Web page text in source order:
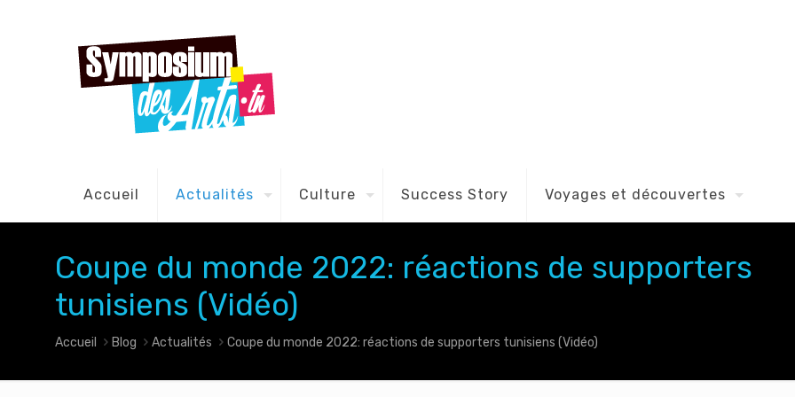
Accueil Actualités Culture Success Story Voyages et découvertes
Coupe du monde 2022: réactions de supporters
tunisiens (Vidéo)
Accueil Blog Actualités Coupe du monde 2022: réactions de supporters tunisiens (Vidéo)